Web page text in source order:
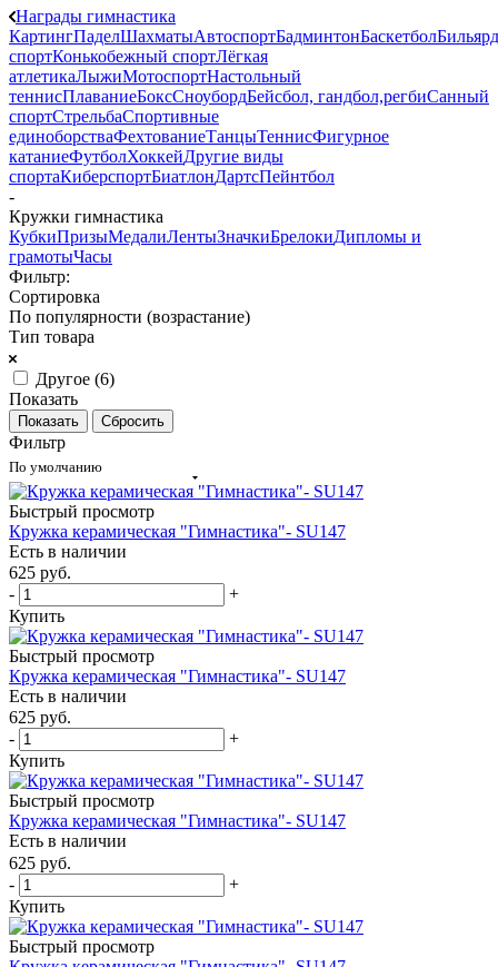
Награды гимнастика
КартингПаделШахматыАвтоспортБадминтонБаскетболБильярд
спортКонькобежный спортЛёгкая
атлетикаЛыжиМотоспортНастольный
теннисПлаваниеБоксСноубордБейсбол, гандбол,регбиСанный
спортСтрельбаСпортивные
единоборстваФехтованиеТанцыТеннисФигурное
катаниеФутболХоккейДругие виды
спортаКиберспортБиатлонДартсПейнтбол
-
Кружки гимнастика
КубкиПризыМедалиЛентыЗначкиБрелокиДипломы и
грамотыЧасы
Фильтр:
Сортировка
По популярности (возрастание)
Тип товара
Другое (6)
Показать
Сбросить
Фильтр
По умолчанию
Быстрый просмотр
Кружка керамическая "Гимнастика"- SU147
Есть в наличии
625 руб.
-
+
Купить
Быстрый просмотр
Кружка керамическая "Гимнастика"- SU147
Есть в наличии
625 руб.
-
+
Купить
Быстрый просмотр
Кружка керамическая "Гимнастика"- SU147
Есть в наличии
625 руб.
-
+
Купить
Быстрый просмотр